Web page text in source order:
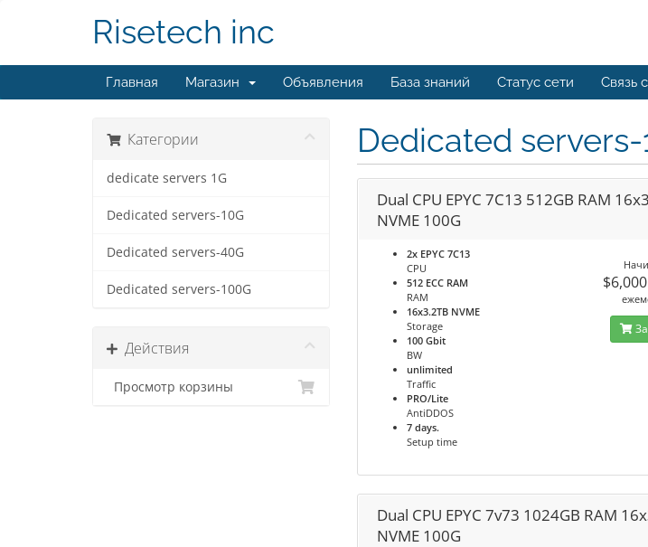
Risetech inc
Главная Магазин Объявления База знаний Статус сети Связь
Категории
dedicate servers 1G
Dedicated servers-10G
Dedicated servers-40G
Dedicated servers-100G
Действия
Просмотр корзины
Dedicated servers-
Dual CPU EPYC 7C13 512GB RAM
NVME 100G
2x EPYC 7C13
CPU
512 ECC RAM
RAM
16x3.2TB NVME
Storage
100 Gbit
BW
unlimited
Traffic
PRO/Lite
AntiDDOS
7 days.
Setup time
Dual CPU EPYC 7v73 1024GB RAM
NVME 100G